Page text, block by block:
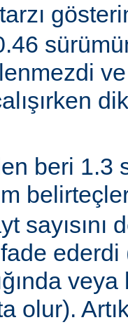
beri 1.3
sayısını
olur).